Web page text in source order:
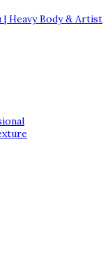
| Heavy Body & Artist